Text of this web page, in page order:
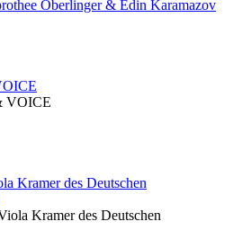
Oberlinger & Edin Karamazov
Kramer des Deutschen